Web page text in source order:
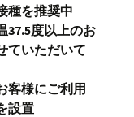
種を推奨中
37.5度以上のお
ていただいて
客様にご利用
設置